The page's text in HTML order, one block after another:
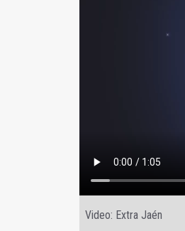
Video: Extra Jaén